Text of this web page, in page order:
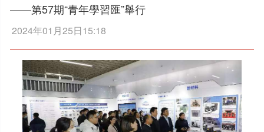
——第57期“青年學習匯”舉行
2024年01月25日15:18